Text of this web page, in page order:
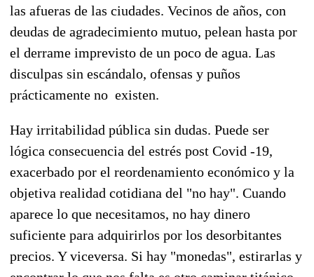
las afueras de las ciudades. Vecinos de años, con
deudas de agradecimiento mutuo, pelean hasta por
el derrame imprevisto de un poco de agua. Las
disculpas sin escándalo, ofensas y puños
prácticamente no existen.
Hay irritabilidad pública sin dudas. Puede ser
lógica consecuencia del estrés post Covid -19,
exacerbado por el reordenamiento económico y la
objetiva realidad cotidiana del "no hay". Cuando
aparece lo que necesitamos, no hay dinero
suficiente para adquirirlos por los desorbitantes
precios. Y viceversa. Si hay "monedas", estirarlas y